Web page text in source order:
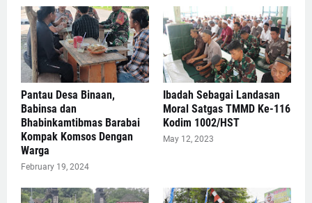
Pantau Desa Binaan,
Babinsa dan
Bhabinkamtibmas Barabai
Kompak Komsos Dengan
Warga
February 19, 2024
Ibadah Sebagai Landasan
Moral Satgas TMMD Ke-116
Kodim 1002/HST
May 12, 2023